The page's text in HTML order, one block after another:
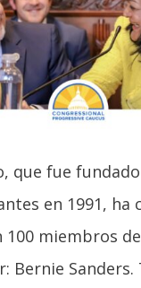
que fue
en 1991, ha
100 miembros
Bernie Sanders.